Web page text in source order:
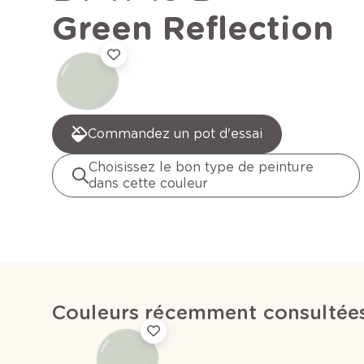
Green Reflection
Commandez un pot d'essai
Choisissez le bon type de peinture
dans cette couleur
Couleurs récemment